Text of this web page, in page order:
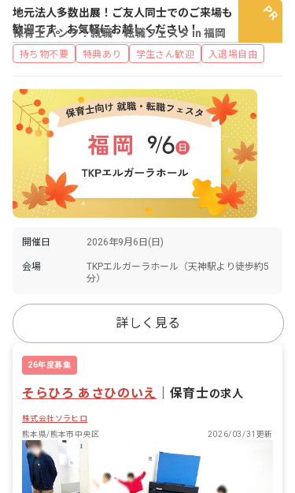
保育士バンク！就職・転職フェスタ in 福岡
地元法人多数出展！ご友人同士でのご来場も
歓迎です。お気軽にお越しください！
持ち物不要 特典あり 学生さん歓迎 入退場自由
開催日 2026年9月6日(日)
会場
TKPエルガーラホール（天神駅より徒歩約5
分）
詳しく見る
26年度募集
そらひろ あさひのいえ 保育士の求人
株式会社ソラヒロ
熊本県/熊本市中央区
2026/03/31更新